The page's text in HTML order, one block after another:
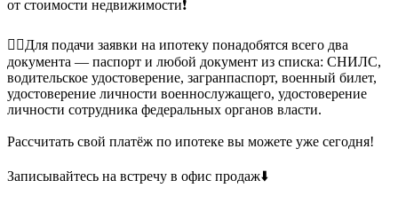
от стоимости недвижимости❗️
👉🏻Для подачи заявки на ипотеку понадобятся всего два
документа — паспорт и любой документ из списка: СНИЛС,
водительское удостоверение, загранпаспорт, военный билет,
удостоверение личности военнослужащего, удостоверение
личности сотрудника федеральных органов власти.
Рассчитать свой платёж по ипотеке вы можете уже сегодня!
Записывайтесь на встречу в офис продаж⬇️